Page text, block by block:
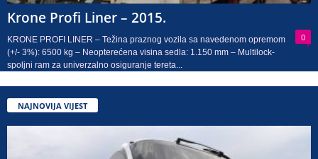
Krone Profi Liner – 2015.
0
KRONE PROFI LINER – Težina praznog vozila sa navedenom opremom
(+/- 3%): 6500 kg – Neopterećena visina sedla: 1.150 mm – Multilock-
spoljni ram za univerzalno osiguranje tereta...
NAJNOVIJA VIJEST